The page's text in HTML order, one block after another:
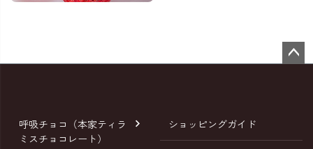
呼吸チョコ（本家ティラ
ミスチョコレート）
ショッピングガイド